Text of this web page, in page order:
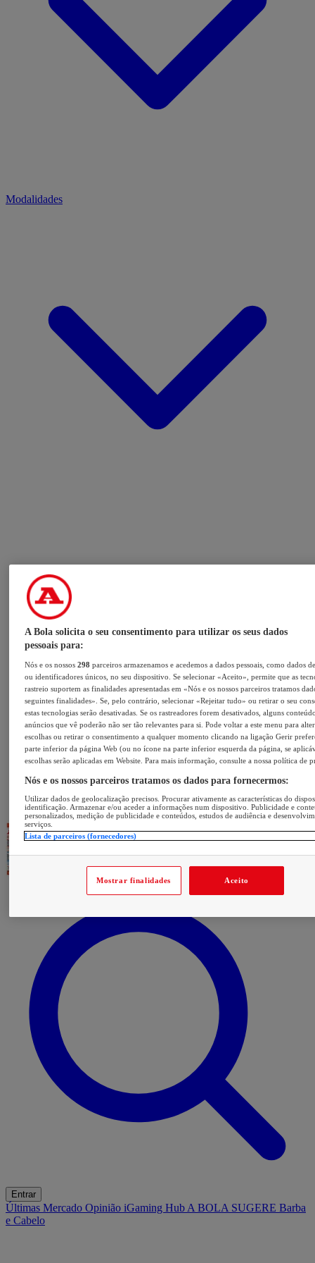
Modalidades
Entrar
Últimas Mercado Opinião iGaming Hub A BOLA SUGERE Barba
e Cabelo
A Bola solicita o seu consentimento para utilizar os seus dados
pessoais para:
Nós e os nossos298 parceiros armazenamos e acedemos a dados pessoais, como dados
ou identificadores únicos, no seu dispositivo. Se selecionar «Aceito», permite que as
rastreio suportem as finalidades apresentadas em «Nós e os nossos parceiros tratamos
seguintes finalidades». Se, pelo contrário, selecionar «Rejeitar tudo» ou retirar o seu
estas tecnologias serão desativadas. Se os rastreadores forem desativados, alguns
anúncios que vê poderão não ser tão relevantes para si. Pode voltar a este menu para
escolhas ou retirar o consentimento a qualquer momento clicando na ligação Gerir
parte inferior da página Web (ou no ícone na parte inferior esquerda da página, se
escolhas serão aplicadas em Website. Para mais informação, consulte a nossa política de
Nós e os nossos parceiros tratamos os dados para fornecermos:
Utilizar dados de geolocalização precisos. Procurar ativamente as características do
identificação. Armazenar e/ou aceder a informações num dispositivo. Publicidade e
personalizados, medição de publicidade e conteúdos, estudos de audiência e
serviços.
Lista de parceiros (fornecedores)
Mostrar finalidades Aceito